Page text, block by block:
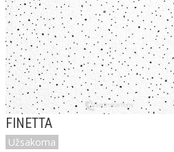
FINETTA
Užsakoma